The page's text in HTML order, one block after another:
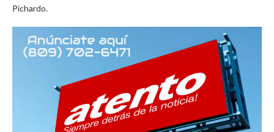
Pichardo.